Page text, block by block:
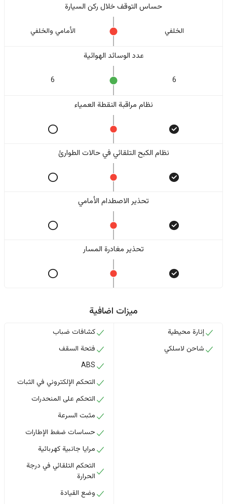
حساس التوقف خلال ركن السيارة
الخلفي الأمامي والخلفي
عدد الوسائد الهوائية
6
6
نظام مراقبة النقطة العمياء
نظام الكبح التلقائي في حالات الطوارئ
تحذير الاصطدام الأمامي
تحذير مغادرة المسار
ميزات اضافية
إنارة محيطية
شاحن لاسلكي
كشافات ضباب
فتحة السقف
ABS
التحكم الإلكتروني في الثبات
التحكم على المنحدرات
مثبت السرعة
حساسات ضغط الإطارات
مرايا جانبية كهربائية
التحكم التلقائي في درجة
الحرارة
وضع القيادة